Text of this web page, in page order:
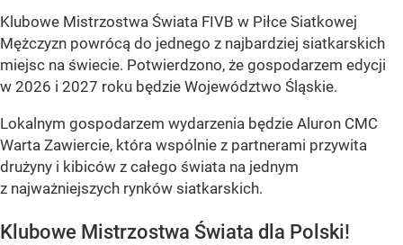
Klubowe Mistrzostwa Świata FIVB w Piłce Siatkowej
Mężczyzn powrócą do jednego z najbardziej siatkarskich
miejsc na świecie. Potwierdzono, że gospodarzem edycji
w 2026 i 2027 roku będzie Województwo Śląskie.
Lokalnym gospodarzem wydarzenia będzie Aluron CMC
Warta Zawiercie, która wspólnie z partnerami przywita
drużyny i kibiców z całego świata na jednym
z najważniejszych rynków siatkarskich.
Klubowe Mistrzostwa Świata dla Polski!